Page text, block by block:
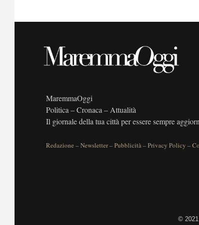
MaremmaOggi
Politica – Cronaca – Attualità
Il giornale della tua città per essere sempre
Redazione –Newsletter–Pubblicità–Privacy Policy –
©